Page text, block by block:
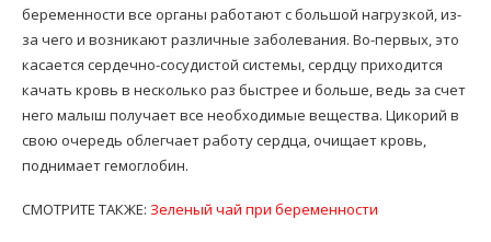
беременности все органы работают с большой нагрузкой, из-
за чего и возникают различные заболевания. Во-первых, это
касается сердечно-сосудистой системы, сердцу приходится
качать кровь в несколько раз быстрее и больше, ведь за счет
него малыш получает все необходимые вещества. Цикорий в
свою очередь облегчает работу сердца, очищает кровь,
поднимает гемоглобин.
СМОТРИТЕ ТАКЖЕ: Зеленый чай при беременности